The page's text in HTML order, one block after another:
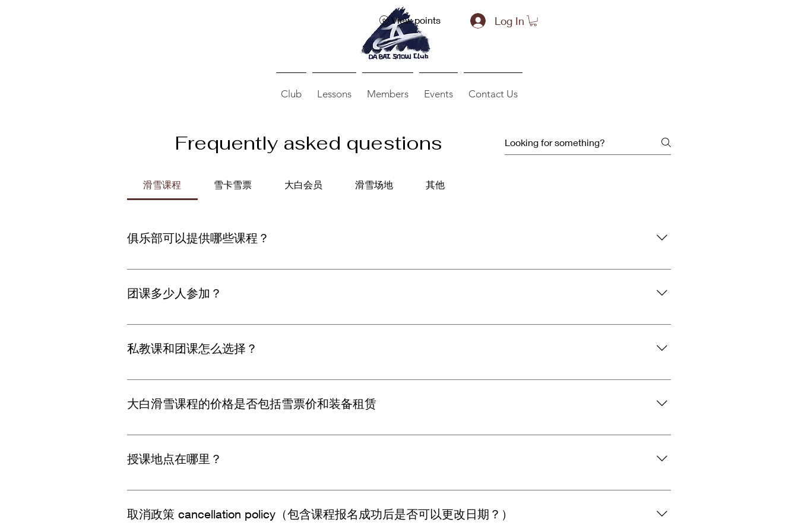
View points Log In
Club Lessons Members Events Contact Us
Frequently asked questions
滑雪课程 雪卡雪票 大白会员 滑雪场地 其他
俱乐部可以提供哪些课程？
大白俱乐部可以提供零基础入门，初中级进阶课程以及定制的中高级进阶课。包含单板和双板。
团课多少人参加？
3-4人
私教课和团课怎么选择？
团课性价比高，可以认识雪友一起练习,时间固定。私教课的优点是时间和教学灵活。
大白滑雪课程的价格是否包括雪票价和装备租赁
不包括。学员可以自行在雪场购买或者联系大白购买
授课地点在哪里？
授课地点大部分在Snowworld Zoetermeer, 还请以每次活动告知地点为准。
取消政策 cancellation policy（包含课程报名成功后是否可以更改日期？）